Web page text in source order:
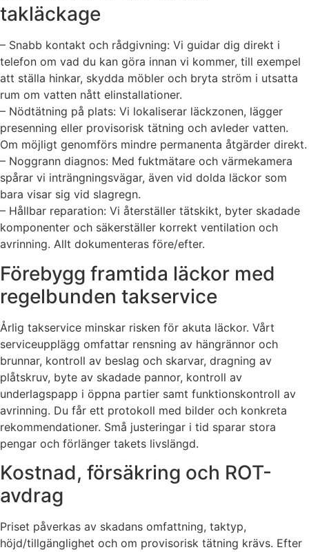
takläckage
– Snabb kontakt och rådgivning: Vi guidar dig direkt i
telefon om vad du kan göra innan vi kommer, till exempel
att ställa hinkar, skydda möbler och bryta ström i utsatta
rum om vatten nått elinstallationer.
– Nödtätning på plats: Vi lokaliserar läckzonen, lägger
presenning eller provisorisk tätning och avleder vatten.
Om möjligt genomförs mindre permanenta åtgärder direkt.
– Noggrann diagnos: Med fuktmätare och värmekamera
spårar vi inträngningsvägar, även vid dolda läckor som
bara visar sig vid slagregn.
– Hållbar reparation: Vi återställer tätskikt, byter skadade
komponenter och säkerställer korrekt ventilation och
avrinning. Allt dokumenteras före/efter.
Förebygg framtida läckor med
regelbunden takservice
Årlig takservice minskar risken för akuta läckor. Vårt
serviceupplägg omfattar rensning av hängrännor och
brunnar, kontroll av beslag och skarvar, dragning av
plåtskruv, byte av skadade pannor, kontroll av
underlagspapp i öppna partier samt funktionskontroll av
avrinning. Du får ett protokoll med bilder och konkreta
rekommendationer. Små justeringar i tid sparar stora
pengar och förlänger takets livslängd.
Kostnad, försäkring och ROT-
avdrag
Priset påverkas av skadans omfattning, taktyp,
höjd/tillgänglighet och om provisorisk tätning krävs. Efter